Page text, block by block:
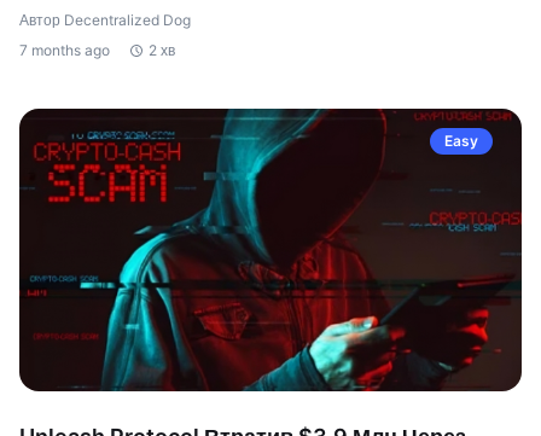
Автор Decentralized Dog
7 months ago
2 хв
Easy